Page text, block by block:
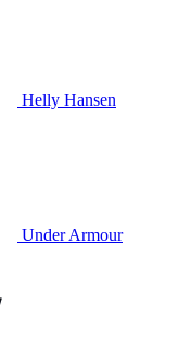
Helly Hansen
Under Armour